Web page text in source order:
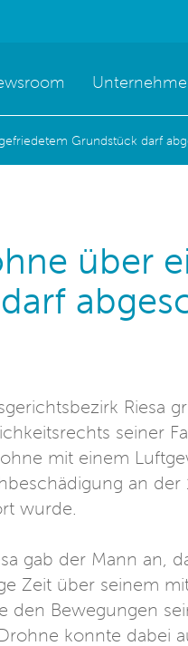
Grundstück darf
über
Riesa
seiner
mit einem
an
wurde.
gab der Mann an,
Zeit über seinem
den Bewegungen
konnte dabei